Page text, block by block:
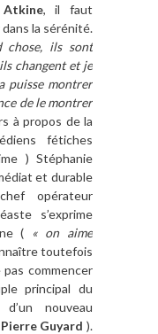
, il faut
la sérénité.
chose, ils sont
changent et je
puisse montrer
de le montrer
à propos de la
fétiches
) Stéphanie
et durable
opérateur
s’exprime
(
« on aime
toutefois
commencer
principal du
nouveau
Pierre Guyard ).